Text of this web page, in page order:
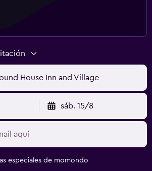
House Inn and Village
sáb. 15/8
especiales de momondo